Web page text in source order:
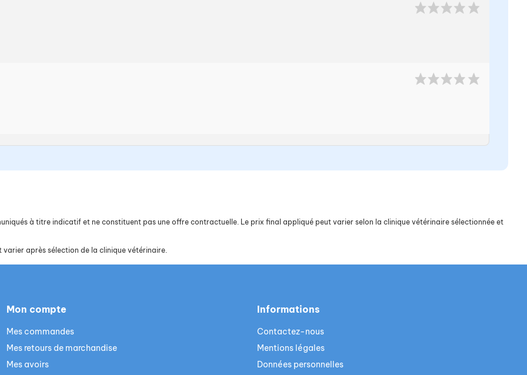
à titre indicatif et ne constituent pas une offre contractuelle. Le prix final appliqué peut varier selon la clinique vétérinaire sélectionnée et
après sélection de la clinique vétérinaire.
Mon compte
Mes commandes
Mes retours de marchandise
Mes avoirs
Informations
Contactez-nous
Mentions légales
Données personnelles